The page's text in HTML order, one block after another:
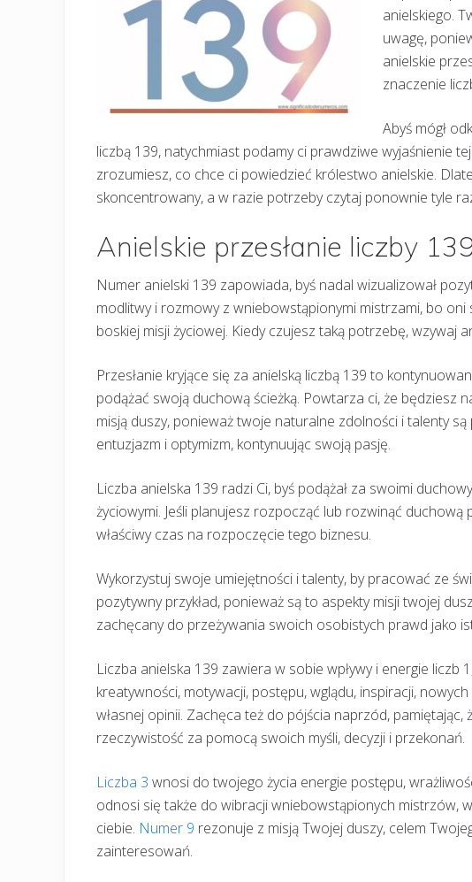
anielskiego.
uwagę,
anielskie
znaczenie
Abyś mógł
liczbą 139, natychmiast podamy ci prawdziwe wyjaśnienie
zrozumiesz, co chce ci powiedzieć królestwo anielskie.
skoncentrowany, a w razie potrzeby czytaj ponownie tyle
Anielskie przesłanie liczby
Numer anielski 139 zapowiada, byś nadal wizualizował
modlitwy i rozmowy z wniebowstąpionymi mistrzami, bo
boskiej misji życiowej. Kiedy czujesz taką potrzebę, wzywaj
Przesłanie kryjące się za anielską liczbą 139 to
podążać swoją duchową ścieżką. Powtarza ci, że będziesz
misją duszy, ponieważ twoje naturalne zdolności i talenty
entuzjazm i optymizm, kontynuując swoją pasję.
Liczba anielska 139 radzi Ci, byś podążał za swoimi
życiowymi. Jeśli planujesz rozpocząć lub rozwinąć duchową
właściwy czas na rozpoczęcie tego biznesu.
Wykorzystuj swoje umiejętności i talenty, by pracować ze
pozytywny przykład, ponieważ są to aspekty misji twojej
zachęcany do przeżywania swoich osobistych prawd jako
Liczba anielska 139 zawiera w sobie wpływy i energie liczb
kreatywności, motywacji, postępu, wglądu, inspiracji,
własnej opinii. Zachęca też do pójścia naprzód, pamiętając,
rzeczywistość za pomocą swoich myśli, decyzji i przekonań.
Liczba 3 wnosi do twojego życia energie postępu,
odnosi się także do wibracji wniebowstąpionych mistrzów,
ciebie. Numer 9 rezonuje z misją Twojej duszy, celem
zainteresowań.